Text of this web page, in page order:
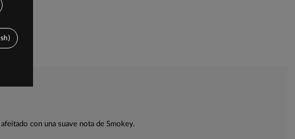
con una suave nota de Smokey.